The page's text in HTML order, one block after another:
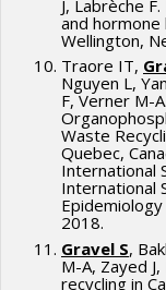
J, Labrèche
and hormone
Wellington,
Traore IT,
Nguyen L,
F, Verner M-
Waste
Quebec,
International
International
Epidemiology
Gravel S,
M-A, Zayed
recycling in